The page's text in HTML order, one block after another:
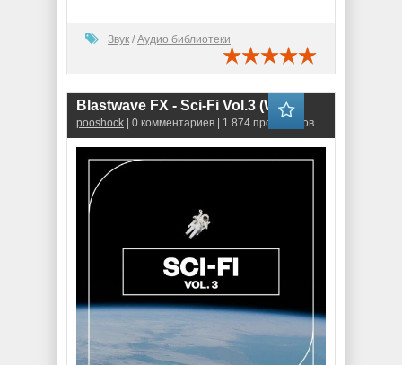
Звук / Аудио библиотеки
Blastwave FX - Sci-Fi Vol.3 (WAV)
pooshock | 0 комментариев | 1 874 просмотров